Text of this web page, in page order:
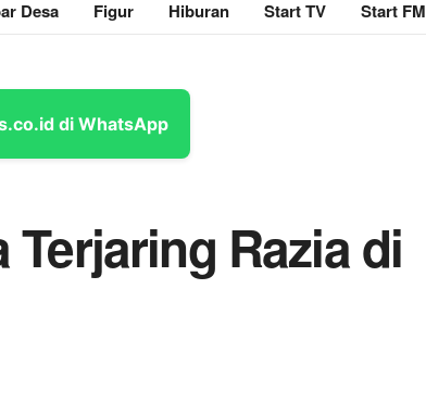
Desa Figur Hiburan Start TV Start FM
di WhatsApp
Razia di